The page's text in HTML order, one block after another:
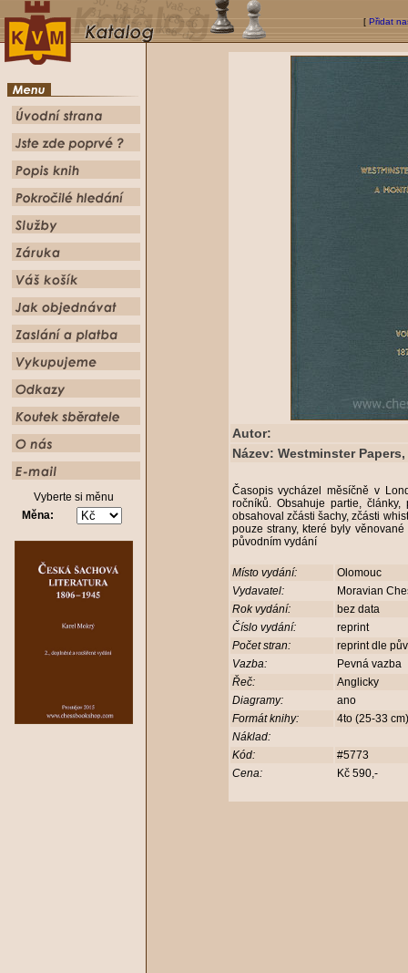
[ Přidat
Vyberte si měnu
Měna:
Autor:
Název: Westminster
Časopis vycházel měsíčně v
ročníků. Obsahuje partie,
obsahoval zčásti šachy, zčásti
pouze strany, které byly
původním vydání
Místo vydání:
Olomouc
Vydavatel:
Moravian
Rok vydání:
bez data
Číslo vydání:
reprint
Počet stran:
reprint dle
Vazba:
Pevná vazba
Řeč:
Anglicky
Diagramy:
ano
Formát knihy:
4to (25-33
Náklad:
Kód:
#5773
Cena:
Kč 590,-